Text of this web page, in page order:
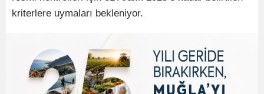
kriterlere uymaları bekleniyor.